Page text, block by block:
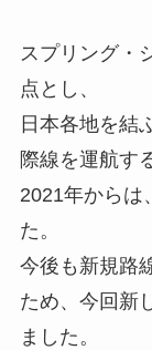
スプリング・
点とし、
日本各地を結
際線を運航す
2021年からは
た。
今後も新規路
ため、今回新
ました。